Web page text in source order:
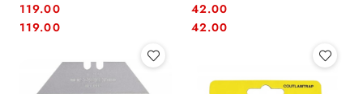
Cena:
119.00
Cena:
119.00 Cena:
42.00
Cena:
42.00